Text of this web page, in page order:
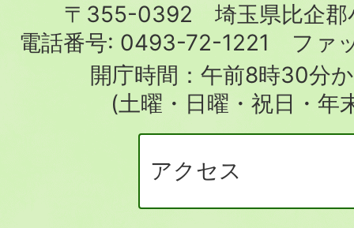
役
場
〒355-0392 埼玉県比企郡
電話番号: 0493-72-1221
ファ
開庁時間：午前8時30分
(土曜・日曜・祝日・年
アクセス